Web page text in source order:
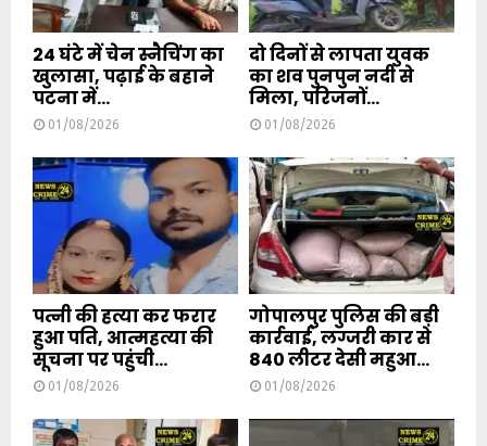
24 घंटे में चेन स्नैचिंग का
खुलासा, पढ़ाई के बहाने
पटना में...
01/08/2026
दो दिनों से लापता युवक
का शव पुनपुन नदी से
मिला, परिजनों...
01/08/2026
पत्नी की हत्या कर फरार
हुआ पति, आत्महत्या की
सूचना पर पहुंची...
01/08/2026
गोपालपुर पुलिस की बड़ी
कार्रवाई, लग्जरी कार से
840 लीटर देसी महुआ...
01/08/2026